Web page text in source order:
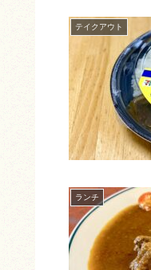
テイクアウト
ランチ